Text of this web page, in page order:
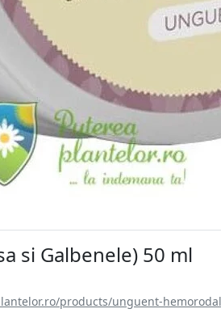
si Galbenele) 50 ml
products/unguent-